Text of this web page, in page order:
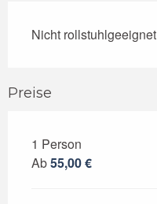
Nicht rollstuhlgeeignet
Preise
Preise 2026
1 Person
Ab55,00 €